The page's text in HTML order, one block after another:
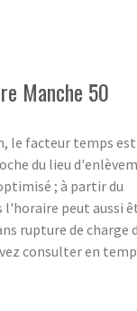
Manche 50
le facteur temps est
du lieu
; à partir du
peut aussi
rupture de charge
consulter en